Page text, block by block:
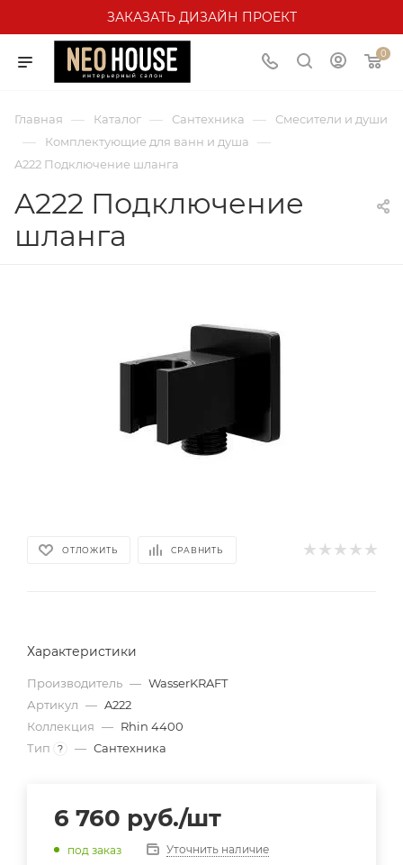
ЗАКАЗАТЬ ДИЗАЙН ПРОЕКТ
0
Главная — Каталог — Сантехника — Смесители и души
— Комплектующие для ванн и душа —
A222 Подключение шланга
A222 Подключение
шланга
ОТЛОЖИТЬ СРАВНИТЬ
Характеристики
Производитель — WasserKRAFT
Артикул — A222
Коллекция — Rhin 4400
Тип
? — Сантехника
6 760 руб./шт
под заказ Уточнить наличие